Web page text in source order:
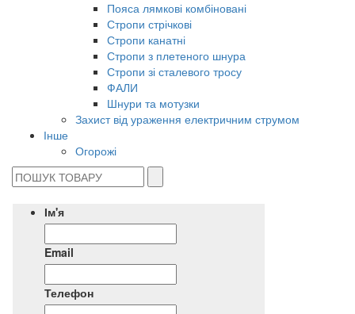
Пояса лямкові комбіновані
Стропи стрічкові
Стропи канатні
Стропи з плетеного шнура
Стропи зі сталевого тросу
ФАЛИ
Шнури та мотузки
Захист від ураження електричним струмом
Інше
Огорожі
Ім'я
Email
Телефон